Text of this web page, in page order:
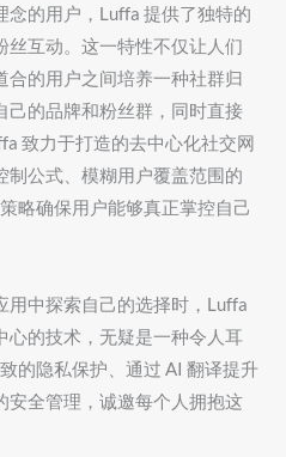
念的用户，Luffa 提供了独特的
丝互动。这一特性不仅让人们
合的用户之间培养一种社群归
己的品牌和粉丝群，同时直接
致力于打造的去中心化社交网
制公式、模糊用户覆盖范围的
略确保用户能够真正掌控自己
用中探索自己的选择时，Luffa
心的技术，无疑是一种令人耳
的隐私保护、通过 AI 翻译提升
安全管理，诚邀每个人拥抱这